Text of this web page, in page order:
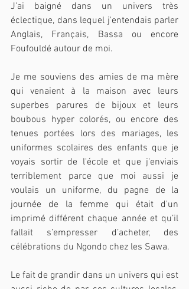
J'ai baigné dans un univers très
éclectique, dans lequel j'entendais parler
Anglais, Français, Bassa ou encore
Foufouldé autour de moi.
Je me souviens des amies de ma mère
qui venaient à la maison avec leurs
superbes parures de bijoux et leurs
boubous hyper colorés, ou encore des
tenues portées lors des mariages, les
uniformes scolaires des enfants que je
voyais sortir de l'école et que j'enviais
terriblement parce que moi aussi je
voulais un uniforme, du pagne de la
journée de la femme qui était d'un
imprimé différent chaque année et qu’il
fallait s’empresser d’acheter, des
célébrations du Ngondo chez les Sawa.
Le fait de grandir dans un univers qui est